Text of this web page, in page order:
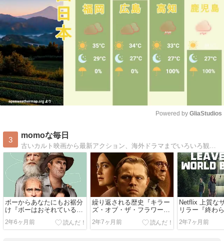
Powered by GliaStudios
3
momoな毎日
ボーからあなたにもお裾分
け『ボーはおそれている』
(2023)
2年6ヶ月前
繰り返される歴史『キラー
ズ・オブ・ザ・フラワーム
ーン』(2023)
2年7ヶ月前
Netflix 上質な
リラー『終わ
(2023)
2年7ヶ月前